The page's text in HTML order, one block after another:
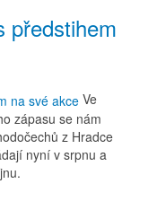
předstihem
Ve
zápasu se nám
z Hradce
nyní v srpnu a